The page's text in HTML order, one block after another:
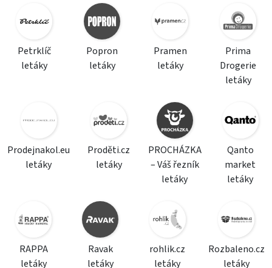
Petrklíč
letáky
Popron
letáky
Pramen
letáky
Prima
Drogerie
letáky
Prodejnakol.eu
letáky
Proděti.cz
letáky
PROCHÁZKA
– Váš řezník
letáky
Qanto
market
letáky
RAPPA
letáky
Ravak
letáky
rohlik.cz
letáky
Rozbaleno.cz
letáky